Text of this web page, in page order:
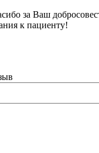
за Ваш
к пациенту!